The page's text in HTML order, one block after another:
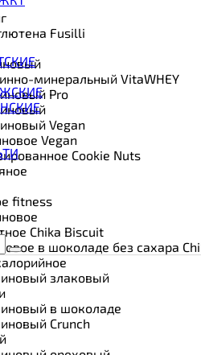
КИСЛОТА
СВЯЗОК
КОМПЛЕКСЫ
Fusilli
минеральный VitaWHEY
Pro
Vegan
Vegan
Cookie Nuts
fitness
Chika Biscuit
в шоколаде без сахара
злаковый
в шоколаде
Crunch